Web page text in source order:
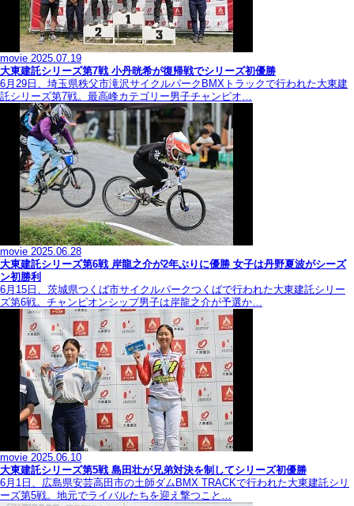
movie 2025.07.19
大東建託シリーズ第7戦 ⼩丹晄希が復帰戦でシリーズ初優勝
6月29日、埼玉県秩父市滝沢サイクルパークBMXトラックで行われた大東建
託シリーズ第7戦。最高峰カテゴリー男子チャンピオ…
movie 2025.06.28
大東建託シリーズ第6戦 岸龍之介が2年ぶりに優勝 女子は丹野夏波がシーズ
ン初勝利
6月15日、茨城県つくば市サイクルパークつくばで行われた大東建託シリー
ズ第6戦。チャンピオンシップ男子は岸龍之介が予選か…
movie 2025.06.10
大東建託シリーズ第5戦 島田壮が兄弟対決を制してシリーズ初優勝
6月1日、広島県安芸高田市の土師ダムBMX TRACKで行われた大東建託シリ
ーズ第5戦。地元でライバルたちを迎え撃つこと…